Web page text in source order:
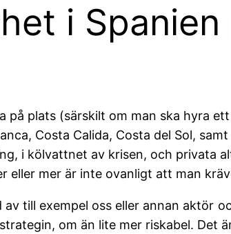
i
plats (särskilt om man ska hyra
Costa Calida, Costa del Sol,
i kölvattnet av krisen, och privata
eller mer är inte ovanligt att man
till exempel oss eller annan aktör
om än lite mer riskabel. Det